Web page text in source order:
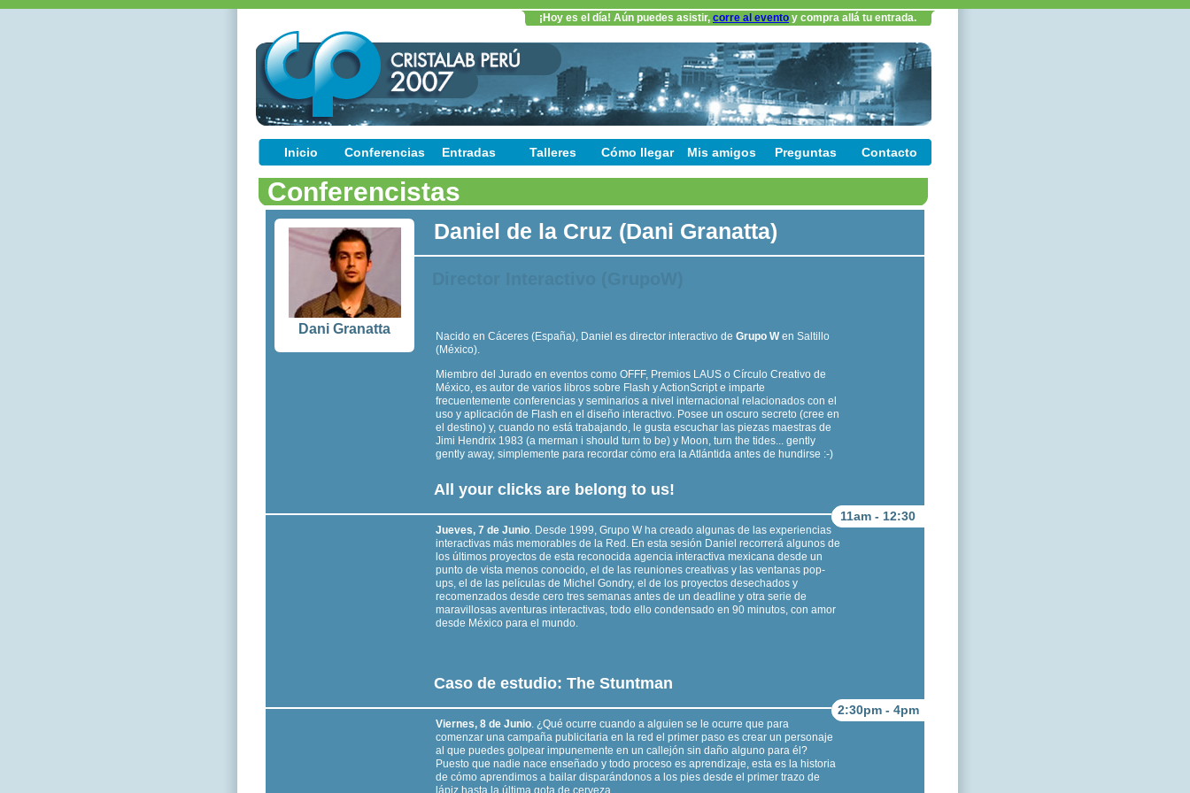
¡Hoy es el día! Aún puedes asistir, corre al evento y compra allá tu entrada.
Inicio Conferencias Entradas Talleres Cómo llegar Mis amigos Preguntas Contacto
Conferencistas
Dani Granatta
Daniel de la Cruz (Dani Granatta)
Nacido en Cáceres (España), Daniel es director interactivo de Grupo Wen Saltillo
(México).
Miembro del Jurado en eventos como OFFF, Premios LAUS o Círculo Creativo de
México, es autor de varios libros sobre Flash y ActionScript e imparte
frecuentemente conferencias y seminarios a nivel internacional relacionados con el
uso y aplicación de Flash en el diseño interactivo. Posee un oscuro secreto (cree en
el destino) y, cuando no está trabajando, le gusta escuchar las piezas maestras de
Jimi Hendrix 1983 (a merman i should turn to be) y Moon, turn the tides... gently
gently away, simplemente para recordar cómo era la Atlántida antes de hundirse :-)
All your clicks are belong to us!
11am - 12:30
Jueves, 7 de Junio. Desde 1999, Grupo W ha creado algunas de las experiencias
interactivas más memorables de la Red. En esta sesión Daniel recorrerá algunos de
los últimos proyectos de esta reconocida agencia interactiva mexicana desde un
punto de vista menos conocido, el de las reuniones creativas y las ventanas pop-
ups, el de las películas de Michel Gondry, el de los proyectos desechados y
recomenzados desde cero tres semanas antes de un deadline y otra serie de
maravillosas aventuras interactivas, todo ello condensado en 90 minutos, con amor
desde México para el mundo.
Caso de estudio: The Stuntman
2:30pm - 4pm
Viernes, 8 de Junio. ¿Qué ocurre cuando a alguien se le ocurre que para
comenzar una campaña publicitaria en la red el primer paso es crear un personaje
al que puedes golpear impunemente en un callejón sin daño alguno para él?
Puesto que nadie nace enseñado y todo proceso es aprendizaje, esta es la historia
de cómo aprendimos a bailar disparándonos a los pies desde el primer trazo de